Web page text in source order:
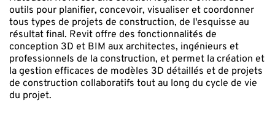
España Ireland Ísland Italia Nederland
Norge
Suomi
Sverige UK
outils pour planifier, concevoir, visualiser et coordonner
tous types de projets de construction, de l'esquisse au
résultat final. Revit offre des fonctionnalités de
conception 3D et BIM aux architectes, ingénieurs et
professionnels de la construction, et permet la création et
la gestion efficaces de modèles 3D détaillés et de projets
de construction collaboratifs tout au long du cycle de vie
du projet.